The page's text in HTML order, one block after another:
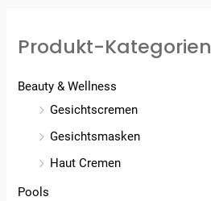
Produkt-Kategorien
Beauty & Wellness
Gesichtscremen
Gesichtsmasken
Haut Cremen
Pools